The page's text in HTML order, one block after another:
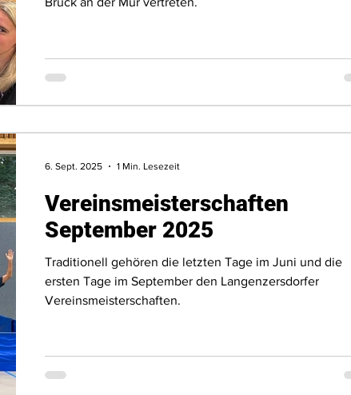
Vereinsmeisterschaften
September 2025
Traditionell gehören die letzten Tage im Juni und die
ersten Tage im September den Langenzersdorfer
Vereinsmeisterschaften.
6. Sept. 2025 1 Min. Lesezeit